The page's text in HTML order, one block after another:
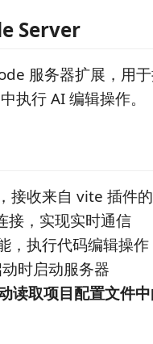
Server
服务器扩展，用
执行 AI 编辑操作。
接收来自 vite 插件
接，实现实时通信
，执行代码编辑操作
时启动服务器
读取项目配置文件